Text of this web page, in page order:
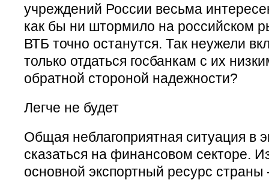
учреждений России весьма
как бы ни штормило на российском
ВТБ точно останутся. Так неужели
только отдаться госбанкам с их
обратной стороной надежности?
Легче не будет
Общая неблагоприятная ситуация в
сказаться на финансовом секторе.
основной экспортный ресурс